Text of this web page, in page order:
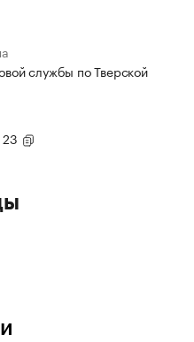
службы по Тверской
23